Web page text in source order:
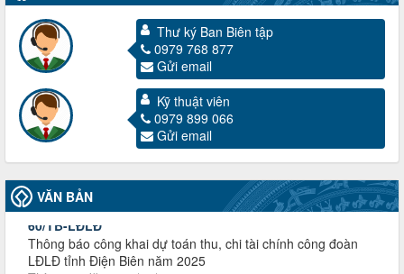
Thư ký Ban Biên tập
0979 768 877
Gửi email
Kỹ thuật viên
0979 899 066
Gửi email
VĂN BẢN
3716/TLD-TC
Công văn hướng dẫn công tác quả lý tài chính, tài sản công
đoàn khi đơn vị sát nhập, chấm dứt hoạt động
Thời gian đăng: 13/04/2025
lượt xem: 2006 | lượt tải:722
60/TB-LĐLĐ
Thông báo công khai dự toán thu, chi tài chính công đoàn
LĐLĐ tỉnh Điện Biên năm 2025
Thời gian đăng: 28/04/2025
lượt xem: 822 | lượt tải:286